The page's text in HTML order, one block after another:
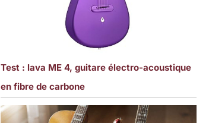
Test : lava ME 4, guitare électro-acoustique
en fibre de carbone